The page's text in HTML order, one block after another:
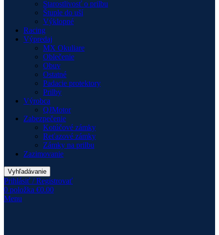
Starostlivosť o prilbu
Štuple do uší
Výklopné
Racing
Výpredaj
MX Okuliare
Oblečenie
Obuv
Ostatné
Padacie protektory
Prilby
Výrobca
QJMotor
Zabezpečenie
Kotúčové zámky
Reťazové zámky
Zámky na prilbu
Zazimovanie
Vyhľadávanie
Prihlásiť / Registrovať
0 položka €0.00
Menu